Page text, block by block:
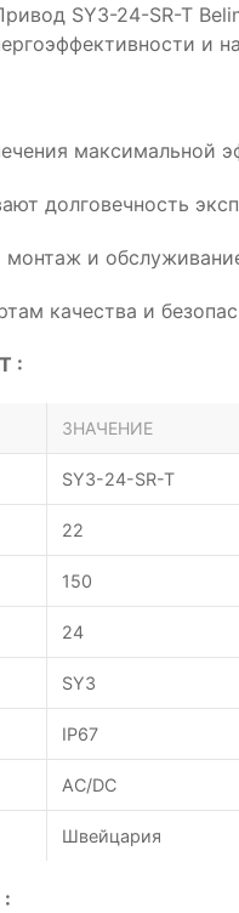
SY3-24-SR-T
и
максимальной
долговечность
и
качества и
:
ЗНАЧЕНИЕ
SY3-24-SR-T
22
150
24
SY3
IP67
AC/DC
Швейцария